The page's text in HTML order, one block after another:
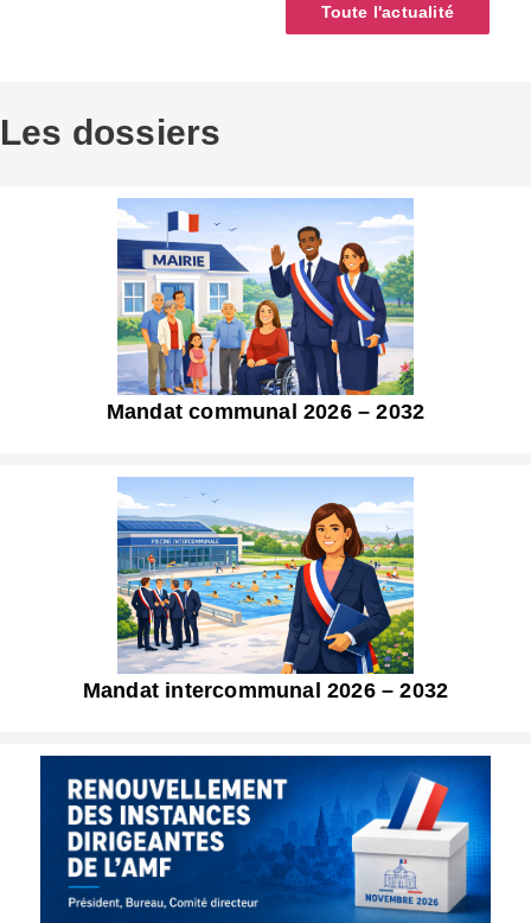
Toute l'actualité
Les dossiers
Mandat communal 2026 – 2032
Mandat intercommunal 2026 – 2032